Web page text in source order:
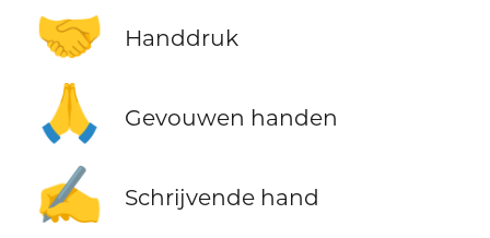
🤝 Handdruk
🙏 Gevouwen handen
✍️ Schrijvende hand